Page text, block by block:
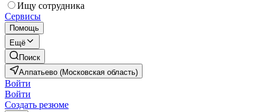
Ищу сотрудника
Сервисы
Помощь
Ещё
Поиск
Алпатьево (Московская область)
Войти
Войти
Создать резюме